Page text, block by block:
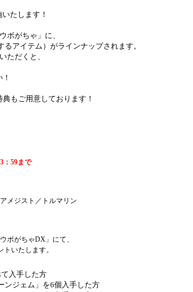
たします！
ボがちゃ」に、
アイテム）がラインナップされます。
ただくと、
もご用意しております！
：59まで
メジスト／トルマリン
ボがちゃDX」にて、
いたします。
入手した方
ンジェム」を6個入手した方